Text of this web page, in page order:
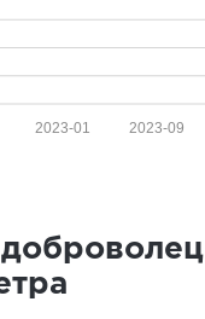
2023-09
2023-01